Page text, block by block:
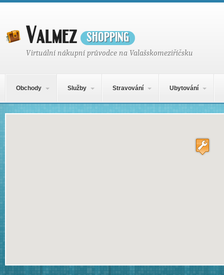
Valmezshopping
Virtuální nákupní průvodce na Valašskomeziříčsku
Obchody Služby Stravování Ubytování
Mapa obsahu